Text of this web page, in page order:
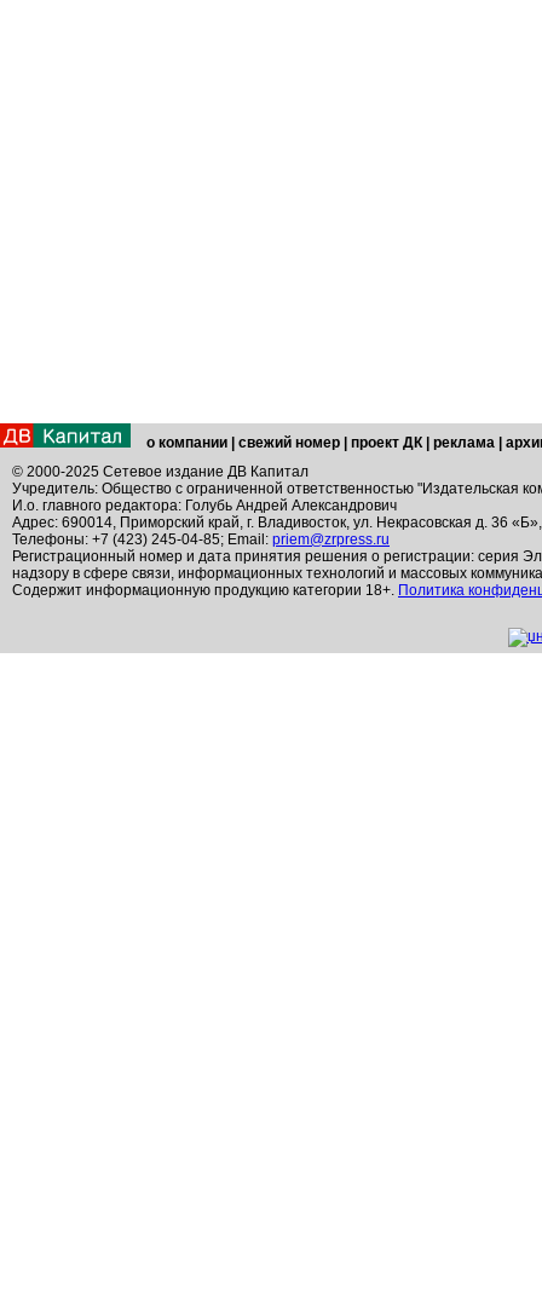
о компании свежий номер проект ДК реклама
© 2000-2025 Сетевое издание ДВ Капитал
Учредитель: Общество с ограниченной ответственностью "Издательская
И.о. главного редактора: Голубь Андрей Александрович
Адрес: 690014, Приморский край, г. Владивосток, ул. Некрасовская д. 36
Телефоны: +7 (423) 245-04-85; Email: priem@zrpress.ru
Регистрационный номер и дата принятия решения о регистрации: серия
надзору в сфере связи, информационных технологий и массовых
Содержит информационную продукцию категории 18+. Политика